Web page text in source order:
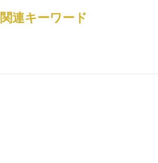
関連キーワード